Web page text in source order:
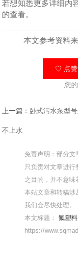
若想知悉更多详细内
的查看。
本文参考资料
♡ 点赞
您
上一篇： 卧式污水泵型
不上水
免责声明：部分文
只负责对文章进
之目的，并不意味
本站文章和转稿涉
我们会尽快处理。
本文标题：氟塑
https://